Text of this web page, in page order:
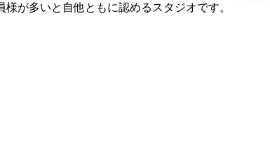
が多いと自他ともに認めるスタジオです。